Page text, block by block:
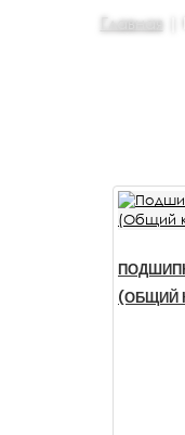
Главная|
(ОБЩИЙ